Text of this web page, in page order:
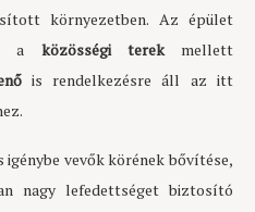
környezetben. Az épület
a közösségi terekmellett
is rendelkezésre áll az itt
vevők körének bővítése,
nagy lefedettséget biztosító